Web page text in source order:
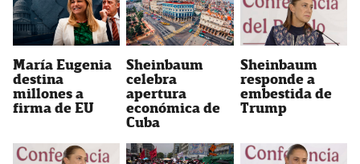
María Eugenia
destina
millones a
firma de EU
Sheinbaum
celebra
apertura
económica de
Cuba
Sheinbaum
responde a
embestida de
Trump